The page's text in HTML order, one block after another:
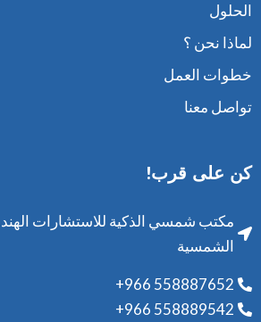
الحلول
لماذا نحن ؟
خطوات العمل
تواصل معنا
كن على قرب!
مكتب شمسي الذكية للاستشارات
الشمسية
+966 558887652
+966 558889542